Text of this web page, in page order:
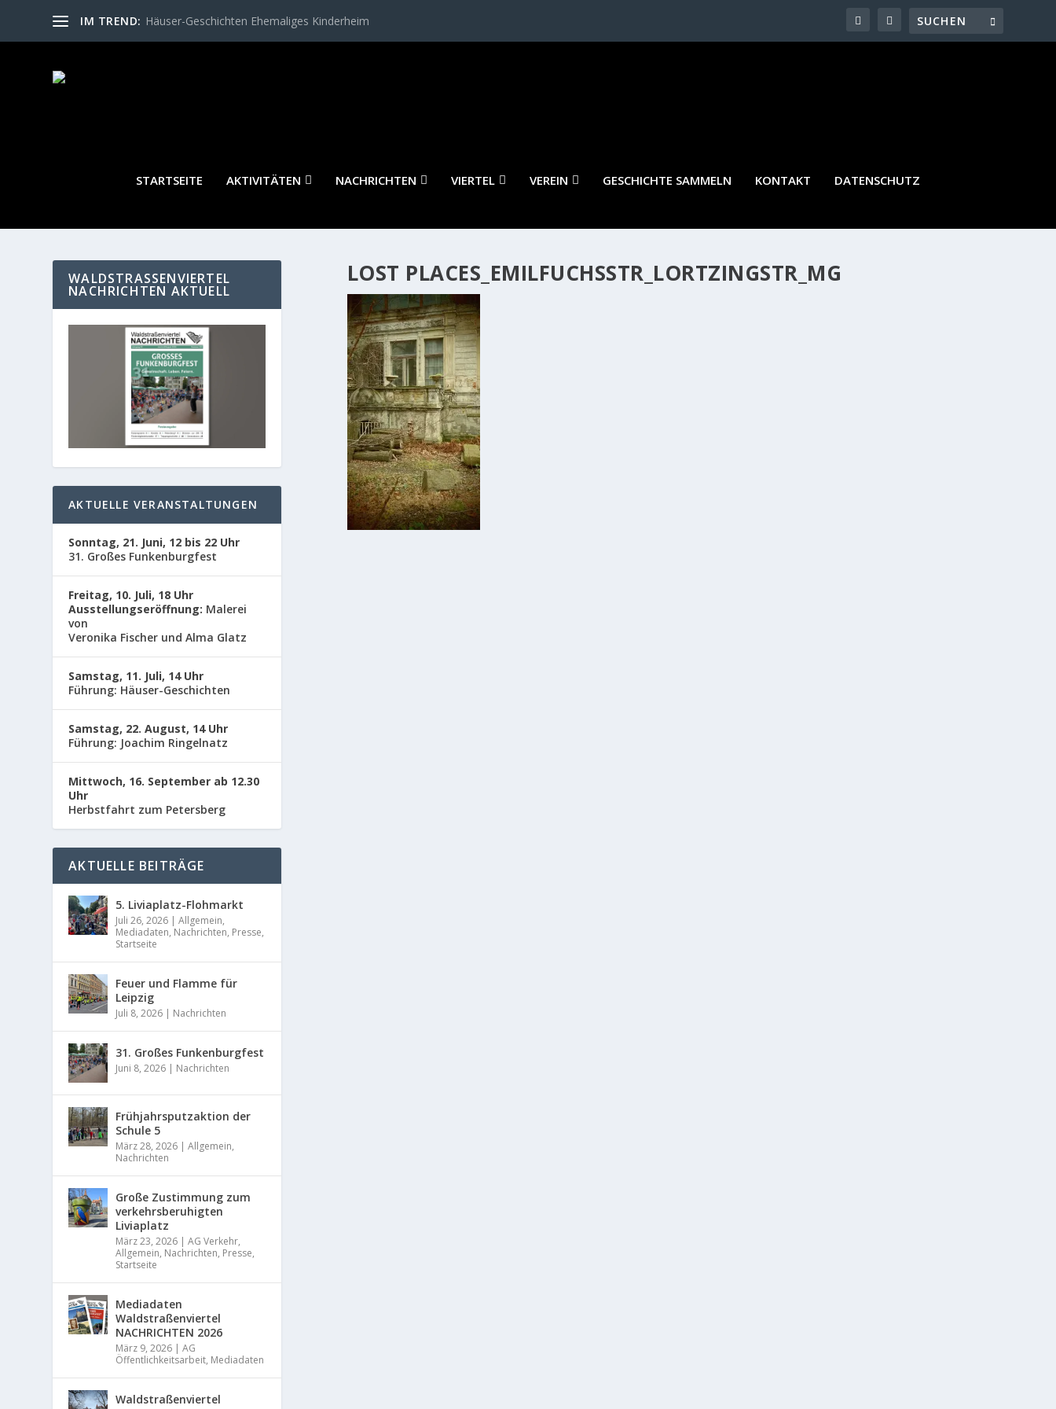
IM TREND: Häuser-Geschichten Ehemaliges Kinderheim
STARTSEITE AKTIVITÄTEN NACHRICHTEN VIERTEL VEREIN GESCHICHTE SAMMELN KONTAKT DATENSCHUTZ
LOST PLACES_EMILFUCHSSTR_LORTZINGSTR_MG
WALDSTRASSENVIERTEL N
ACHRICHTEN AKTUELL
AKTUELLE VERANSTALTUNGEN
Sonntag, 21. Juni, 12 bis 22 Uhr
31. Großes Funkenburgfest
Freitag, 10. Juli, 18 Uhr
Ausstellungseröffnung: Malerei
von
Veronika Fischer und Alma Glatz
Samstag, 11. Juli, 14 Uhr
Führung: Häuser-Geschichten
Samstag, 22. August, 14 Uhr
Führung: Joachim Ringelnatz
Mittwoch, 16. September ab 12.30
Uhr
Herbstfahrt zum Petersberg
AKTUELLE BEITRÄGE
5. Liviaplatz-Flohmarkt
Juli 26, 2026 |Allgemein,
Mediadaten, Nachrichten, Presse,
Startseite
Feuer und Flamme für
Leipzig
Juli 8, 2026 | Nachrichten
31. Großes Funkenburgfest
Juni 8, 2026 | Nachrichten
Frühjahrsputzaktion der
Schule 5
März 28, 2026 |Allgemein,
Nachrichten
Große Zustimmung zum
verkehrsberuhigten
Liviaplatz
März 23, 2026 |AG Verkehr,
Allgemein, Nachrichten, Presse,
Startseite
Mediadaten
Waldstraßenviertel
NACHRICHTEN 2026
März 9, 2026 |AG
Öffentlichkeitsarbeit, Mediadaten
Waldstraßenviertel